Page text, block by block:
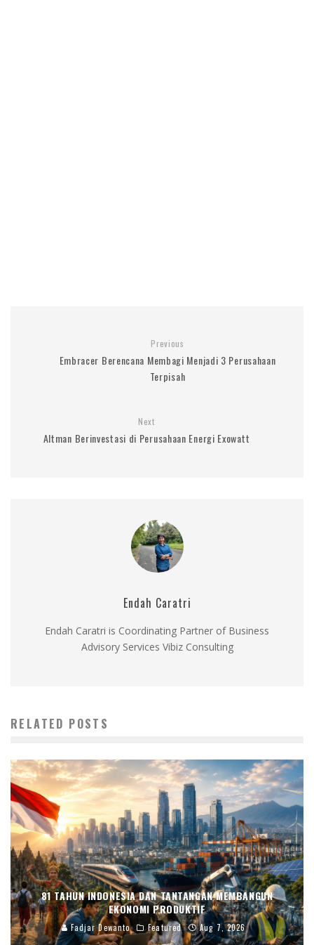
Previous
Embracer Berencana Membagi Menjadi 3 Perusahaan
Terpisah
Next
Altman Berinvestasi di Perusahaan Energi Exowatt
Endah Caratri
Endah Caratri is Coordinating Partner of Business
Advisory Services Vibiz Consulting
RELATED POSTS
81 TAHUN INDONESIA DAN TANTANGAN MEMBANGUN
EKONOMI PRODUKTIF
Fadjar Dewanto Featured Aug 7, 2026